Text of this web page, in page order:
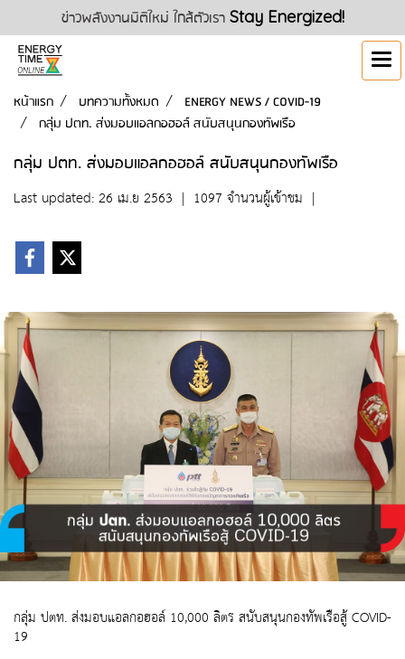
ข่าวพลังงานมิติใหม่ ใกล้ตัวเรา Stay Energized!
หน้าแรก บทความทั้งหมด
ENERGY NEWS / COVID-19
กลุ่ม ปตท. ส่งมอบแอลกอฮอล์ สนับสนุนกองทัพเรือ
กลุ่ม ปตท. ส่งมอบแอลกอฮอล์ สนับสนุนกองทัพเรือ
Last updated: 26 เม.ย 2563 | 1097 จำนวนผู้เข้าชม |
กลุ่ม ปตท. ส่งมอบแอลกอฮอล์ 10,000 ลิตร สนับสนุนกองทัพเรือสู้ COVID-
19